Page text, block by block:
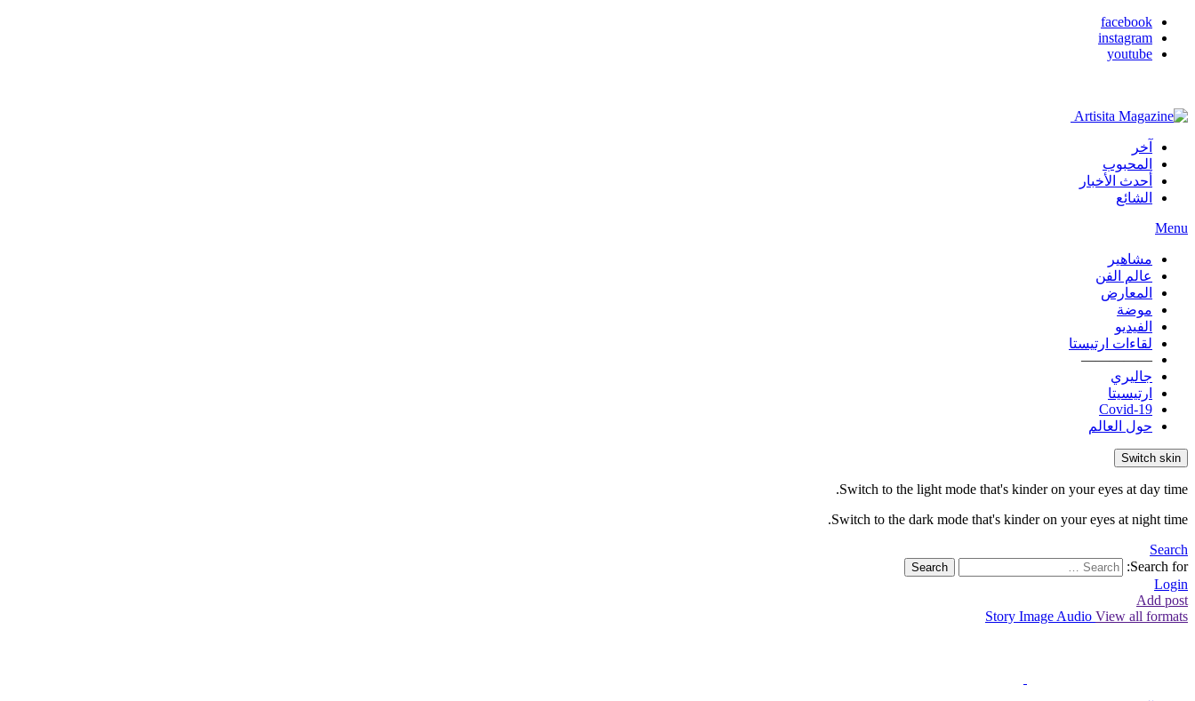
facebook
instagram
youtube
آخر
المحبوب
أحدث الأخبار
الشائع
Menu
مشاهير
عالم الفن
المعارض
موضة
الفيديو
لقاءات ارتيستا
—————
جاليري
ارتيسيتا
Covid-19
حول العالم
Switch skin
Switch to the light mode that's kinder on your eyes at day time.
Switch to the dark mode that's kinder on your eyes at night time.
Search
Search for:
Search
Login
Add post
Story Image Audio View all formats